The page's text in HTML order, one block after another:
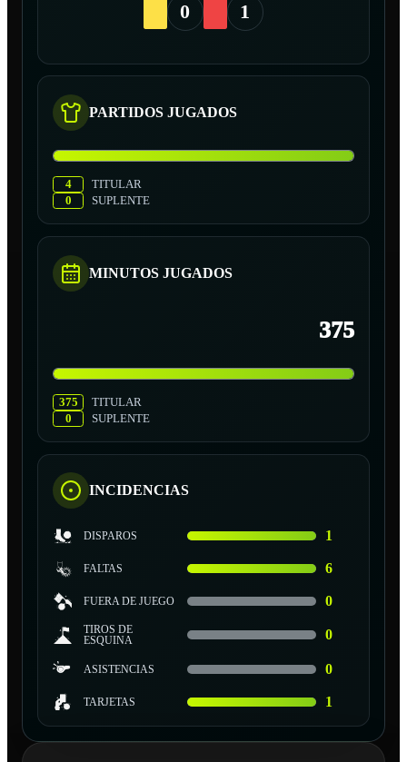
0 1
PARTIDOS JUGADOS
4
TITULAR
0
SUPLENTE
MINUTOS JUGADOS
375
375
TITULAR
0
SUPLENTE
INCIDENCIAS
DISPAROS 1
FALTAS 6
FUERA DE JUEGO 0
TIROS DE
ESQUINA
0
ASISTENCIAS 0
TARJETAS 1